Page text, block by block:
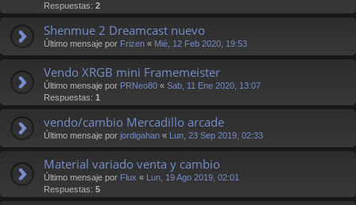
Respuestas: 2
Shenmue 2 Dreamcast nuevo
Último mensaje por Frizen « Mié, 12 Feb 2020, 19:53
Vendo XRGB mini Framemeister
Último mensaje por PRNeo80 « Sab, 11 Ene 2020, 13:07
Respuestas: 1
vendo/cambio Mercadillo arcade
Último mensaje por jordigahan « Lun, 23 Sep 2019, 02:33
Material variado venta y cambio
Último mensaje por Flux « Lun, 19 Ago 2019, 02:01
Respuestas: 5